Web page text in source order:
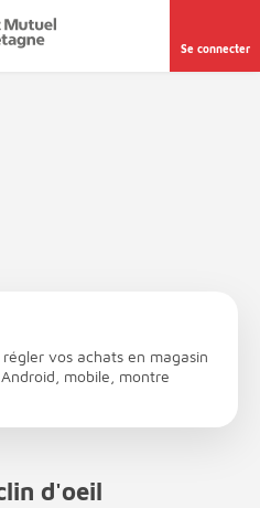
Se connecter
vos achats en magasin
mobile, montre
d'oeil